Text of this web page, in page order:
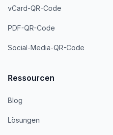
vCard-QR-Code
PDF-QR-Code
Social-Media-QR-Code
Ressourcen
Blog
Lösungen